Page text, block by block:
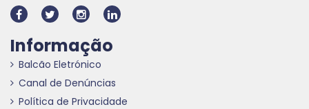
Informação
Balcão Eletrónico
Canal de Denúncias
Política de Privacidade